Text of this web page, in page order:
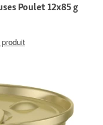
Poulet 12x85 g